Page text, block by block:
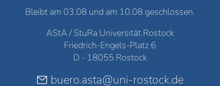
Bleibt am 03.08 und am 10.08 geschlossen.
AStA / StuRa Universität Rostock
Friedrich-Engels-Platz 6
D - 18055 Rostock
buero.asta@uni-rostock.de